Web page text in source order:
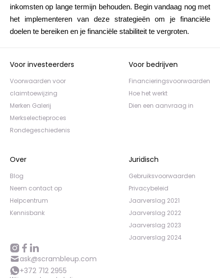
inkomsten op lange termijn behouden. Begin vandaag nog met
het implementeren van deze strategieën om je financiële
doelen te bereiken en je financiële stabiliteit te vergroten.
Voor investeerders
Voorwaarden voor
claimtoewijzing
Merken Galerij
Merkselectieproces
Rondegeschiedenis
Voor bedrijven
Financieringsvoorwaarden
Hoe het werkt
Dien een aanvraag in
Over
Blog
Neem contact op
Helpcentrum
Kennisbank
Juridisch
Gebruiksvoorwaarden
Privacybeleid
Jaarverslag 2021
Jaarverslag 2022
Jaarverslag 2023
Jaarverslag 2024
ask@scrambleup.com
+372 712 2955